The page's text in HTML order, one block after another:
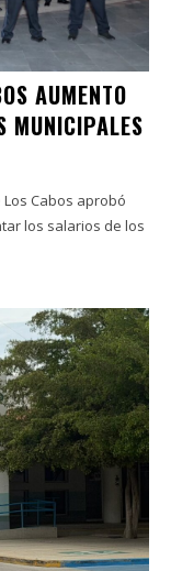
AUMENTO
Los Cabos aprobó
los salarios de los